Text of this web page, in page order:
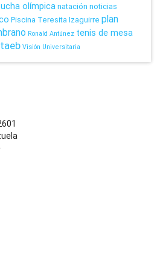
olímpicanatación noticias
Piscina Teresita Izaguirre plan
Ronald Antúnez tenis de mesa
Visión Universitaria